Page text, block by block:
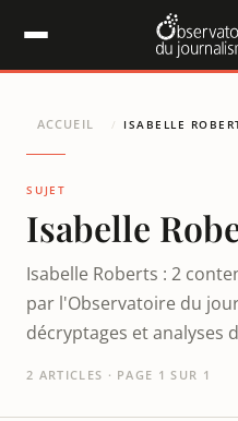
ACCUEIL / ISABELLE
SUJET
Isabelle
Isabelle Roberts : 2
par l'Observatoire du
décryptages et analyses
2 ARTICLES · PAGE 1 SUR 1
Panneau de gestion des